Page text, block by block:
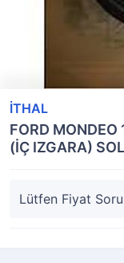
İTHAL
FORD
(İÇ IZGARA) SOL
Lütfen Fiyat